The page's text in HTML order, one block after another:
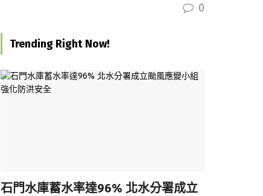
0
Trending Right Now!
石門水庫蓄水率達96% 北水分署成立